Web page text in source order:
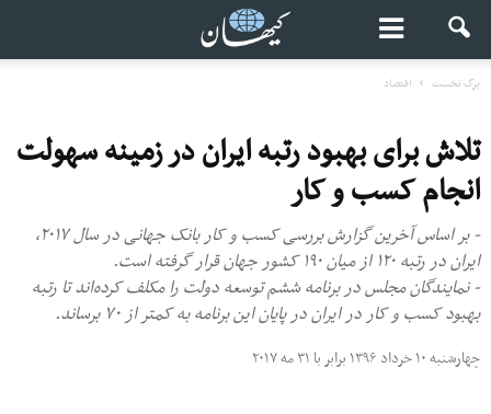
برگ نخست اقتصاد
تلاش برای بهبود رتبه ایران در زمینه سهولت
انجام کسب و کار
- بر اساس آخرین گزارش بررسی کسب و کار بانک جهانی در سال ۲۰۱۷،
ایران در رتبه ۱۲۰ از میان ۱۹۰ کشور جهان قرار گرفته است.
- نمایندگان مجلس در برنامه ششم توسعه دولت را مکلف کرده‌اند تا رتبه
بهبود کسب و کار در ایران در پایان این برنامه به کمتر از ۷۰ برساند.
چهارشنبه ۱۰ خرداد ۱۳۹۶ برابر با ۳۱ مه ۲۰۱۷